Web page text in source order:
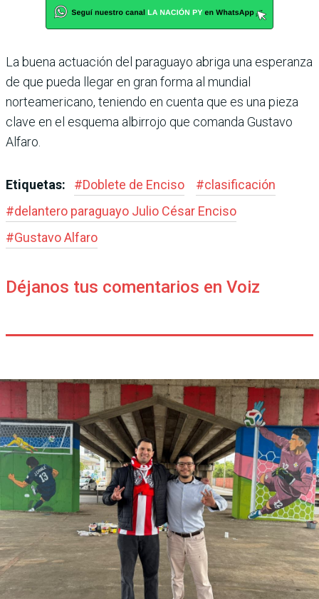
La buena actuación del paraguayo abriga una espe­ranza
de que pueda llegar en gran forma al mundial
norteamericano, teniendo en cuenta que es una pieza
clave en el esquema albi­rrojo que comanda Gus­tavo
Alfaro.
Etiquetas: #Doblete de Enciso #clasificación
#delantero paraguayo Julio César Enciso
#Gus­tavo Alfaro
Déjanos tus comentarios en Voiz